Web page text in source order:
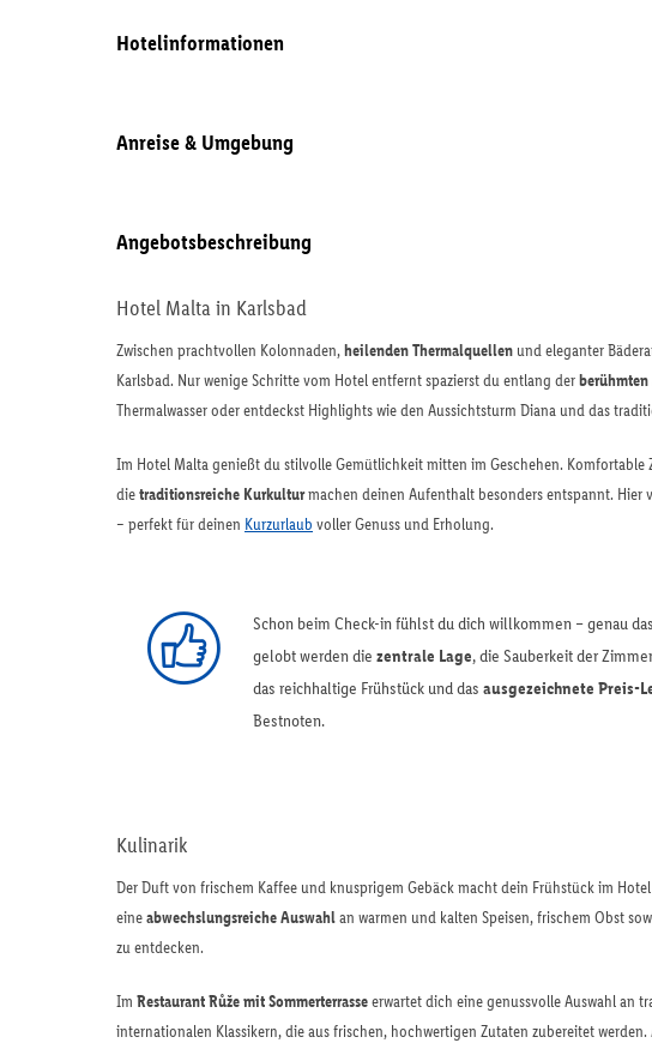
Hotelinformationen
Anreise & Umgebung
Angebotsbeschreibung
Hotel Malta in Karlsbad
Zwischen prachtvollen Kolonnaden,heilenden Thermalquellen und eleganter
Karlsbad. Nur wenige Schritte vom Hotel entfernt spazierst du entlang der
Thermalwasser oder entdeckst Highlights wie den Aussichtsturm Diana und das
Im Hotel Malta genießt du stilvolle Gemütlichkeit mitten im Geschehen. Komfortable
dietraditionsreiche Kurkulturmachen deinen Aufenthalt besonders entspannt. Hier
– perfekt für deinen Kurzurlaub voller Genuss und Erholung.
Schon beim Check-in fühlst du dich willkommen – genau
gelobt werden die zentrale Lage, die Sauberkeit der
das reichhaltige Frühstück und das ausgezeichnete Preis-
Bestnoten.
Kulinarik
Der Duft von frischem Kaffee und knusprigem Gebäck macht dein Frühstück im
eineabwechslungsreiche Auswahlan warmen und kalten Speisen, frischem Obst
zu entdecken.
Im Restaurant Růže mit Sommerterrasseerwartet dich eine genussvolle Auswahl an
internationalen Klassikern, die aus frischen, hochwertigen Zutaten zubereitet